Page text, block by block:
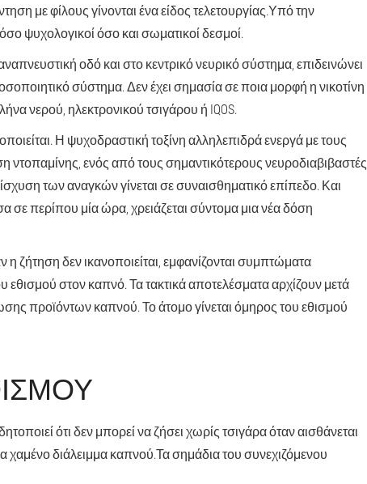
με φίλους γίνονται ένα είδος τελετουργίας.Υπό την
ψυχολογικοί όσο και σωματικοί δεσμοί.
οδό και στο κεντρικό νευρικό σύστημα, επιδεινώνει
σύστημα. Δεν έχει σημασία σε ποια μορφή η νικοτίνη
νερού, ηλεκτρονικού τσιγάρου ή IQOS.
Η ψυχοδραστική τοξίνη αλληλεπιδρά ενεργά με τους
ενός από τους σημαντικότερους νευροδιαβιβαστές
των αναγκών γίνεται σε συναισθηματικό επίπεδο. Και
σε περίπου μία ώρα, χρειάζεται σύντομα μια νέα δόση
η ζήτηση δεν ικανοποιείται, εμφανίζονται συμπτώματα
εθισμού στον καπνό. Τα τακτικά αποτελέσματα αρχίζουν μετά
προϊόντων καπνού. Το άτομο γίνεται όμηρος του εθισμού
ότι δεν μπορεί να ζήσει χωρίς τσιγάρα όταν αισθάνεται
χαμένο διάλειμμα καπνού.Τα σημάδια του συνεχιζόμενου